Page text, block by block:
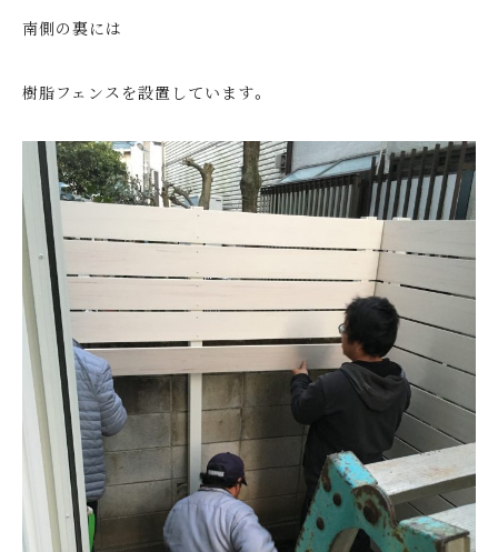
南側の裏には
樹脂フェンスを設置しています。